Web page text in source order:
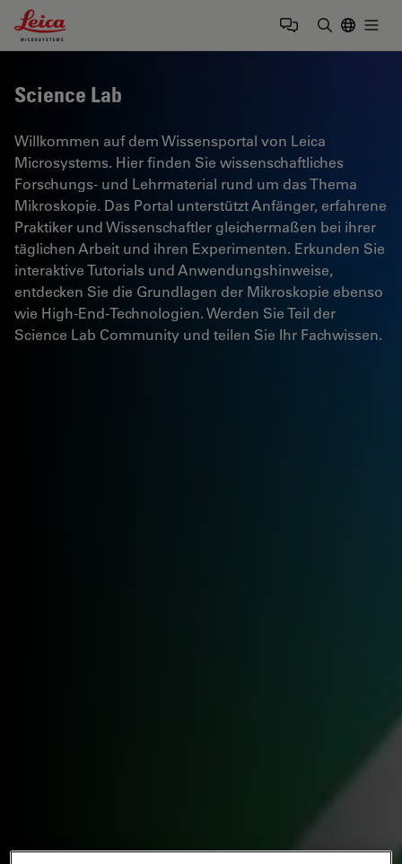
Leica Microsystems Logo
Science Lab
Willkommen auf dem Wissensportal von Leica
Microsystems. Hier finden Sie wissenschaftliches
Forschungs- und Lehrmaterial rund um das Thema
Mikroskopie. Das Portal unterstützt Anfänger, erfahrene
Praktiker und Wissenschaftler gleichermaßen bei ihrer
täglichen Arbeit und ihren Experimenten. Erkunden Sie
interaktive Tutorials und Anwendungshinweise,
entdecken Sie die Grundlagen der Mikroskopie ebenso
wie High-End-Technologien. Werden Sie Teil der
Science Lab Community und teilen Sie Ihr Fachwissen.